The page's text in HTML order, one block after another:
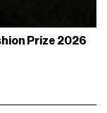
Prize 2026